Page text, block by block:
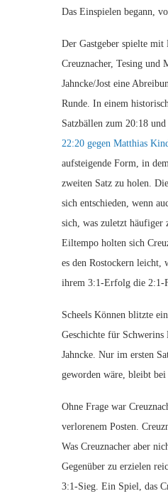
Das Einspielen begann,
Der Gastgeber spielte
Creuznacher, Tesing und
Jahncke/Jost eine
Runde. In einem
Satzbällen zum 20:18
22:20 gegen Matthias
aufsteigende Form, in
zweiten Satz zu holen.
sich entschieden, wenn
sich, was zuletzt
Eiltempo holten sich
es den Rostockern leicht,
ihrem 3:1-Erfolg die 2:1-
Scheels Können blitzte
Geschichte für Schwerins
Jahncke. Nur im ersten
geworden wäre, bleibt bei
Ohne Frage war
verlorenem Posten.
Was Creuznacher aber
Gegenüber zu erzielen
3:1-Sieg. Ein Spiel, das